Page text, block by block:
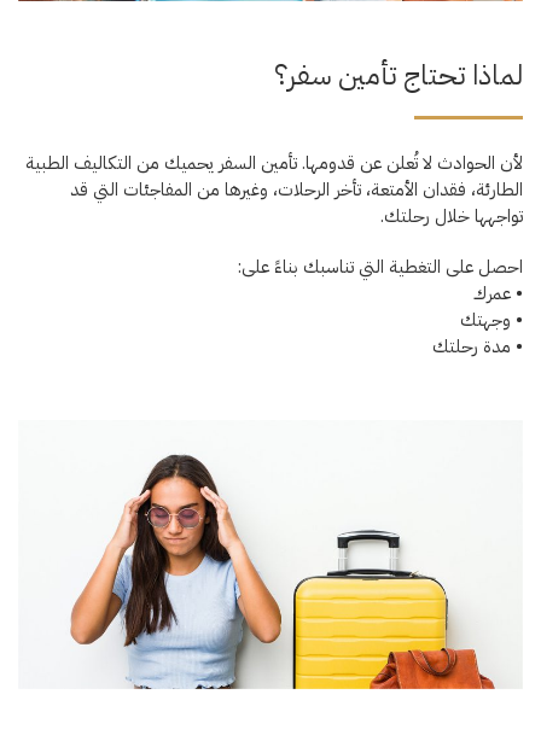
لماذا تحتاج تأمين سفر؟
لأن الحوادث لا تُعلن عن قدومها. تأمين السفر يحميك من التكاليف الطبية
الطارئة، فقدان الأمتعة، تأخر الرحلات، وغيرها من المفاجئات التي قد
تواجهها خلال رحلتك.
احصل على التغطية التي تناسبك بناءً على:
• عمرك
• وجهتك
• مدة رحلتك